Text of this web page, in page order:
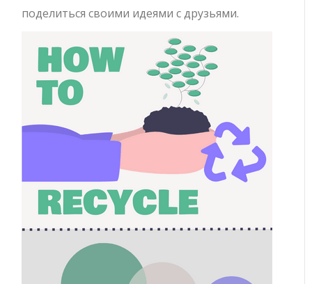
поделиться своими идеями с друзьями.